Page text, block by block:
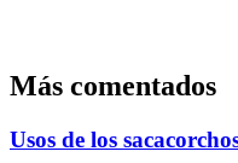
Más comentados
Usos de los